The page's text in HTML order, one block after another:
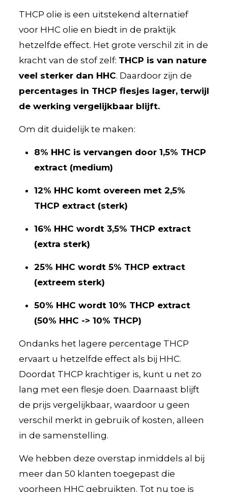
THCP olie is een uitstekend alternatief
voor HHC olie en biedt in de praktijk
hetzelfde effect. Het grote verschil zit in de
kracht van de stof zelf: THCP is van nature
veel sterker dan HHC. Daardoor zijn de
percentages in THCP flesjes lager, terwijl
de werking vergelijkbaar blijft.
Om dit duidelijk te maken:
8% HHC is vervangen door 1,5% THCP
extract (medium)
12% HHC komt overeen met 2,5%
THCP extract (sterk)
16% HHC wordt 3,5% THCP extract
(extra sterk)
25% HHC wordt 5% THCP extract
(extreem sterk)
50% HHC wordt 10% THCP extract
(50% HHC -> 10% THCP)
Ondanks het lagere percentage THCP
ervaart u hetzelfde effect als bij HHC.
Doordat THCP krachtiger is, kunt u net zo
lang met een flesje doen. Daarnaast blijft
de prijs vergelijkbaar, waardoor u geen
verschil merkt in gebruik of kosten, alleen
in de samenstelling.
We hebben deze overstap inmiddels al bij
meer dan 50 klanten toegepast die
voorheen HHC gebruikten. Tot nu toe is